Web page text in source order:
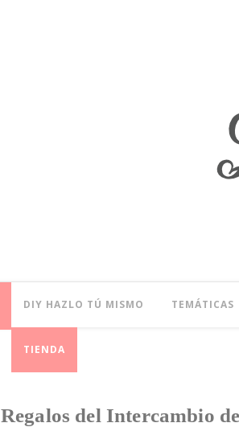
DIY HAZLO TÚ MISMO TEMÁTICAS
TIENDA
Regalos del Intercambio